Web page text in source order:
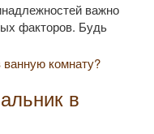
важно
факторов. Будь
в